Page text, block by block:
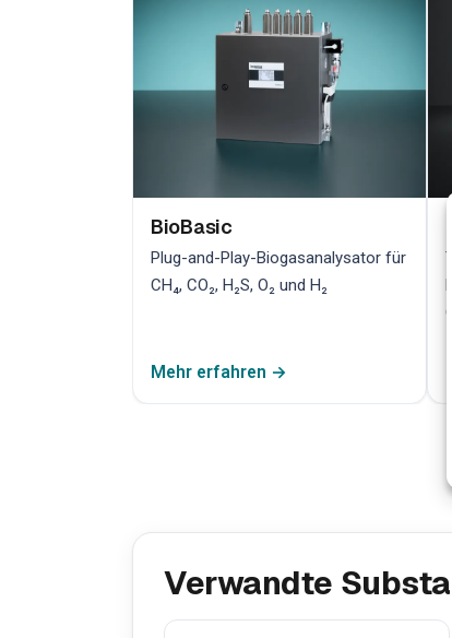
BioBasic
Plug-and-Play-Biogasanalysator für
CH₄, CO₂, H₂S, O₂ und H₂
Mehr erfahren →
Verwandte